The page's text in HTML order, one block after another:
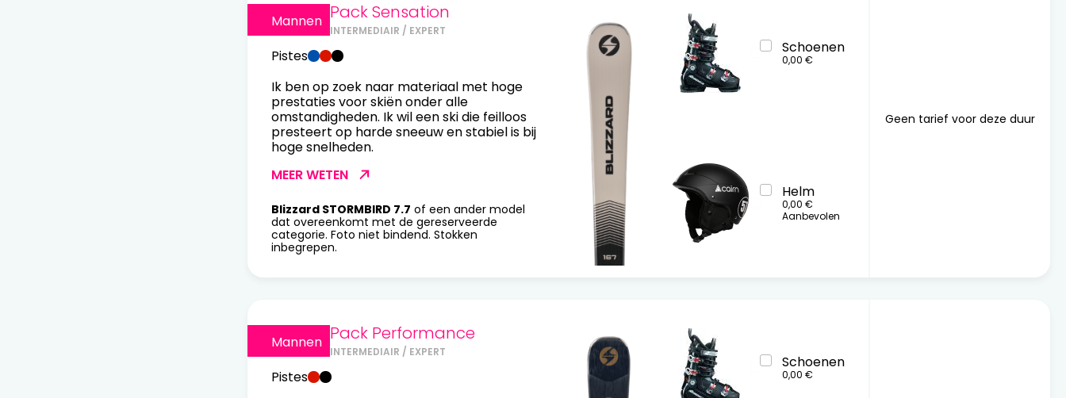
Mannen Pack Sensation
INTERMEDIAIR / EXPERT
Pistes
Ik ben op zoek naar materiaal met hoge
prestaties voor skiën onder alle
omstandigheden. Ik wil een ski die feilloos
presteert op harde sneeuw en stabiel is bij
hoge snelheden.
MEER WETEN
Blizzard STORMBIRD 7.7 of een ander model
dat overeenkomt met de gereserveerde
categorie. Foto niet bindend. Stokken
inbegrepen.
Schoenen
0,00 €
Helm
0,00 €
Aanbevolen
Geen tarief voor deze duur
Mannen Pack Performance
INTERMEDIAIR / EXPERT
Pistes
Schoenen
0,00 €